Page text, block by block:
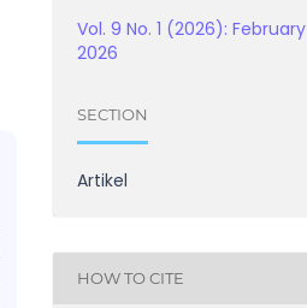
Vol. 9 No. 1 (2026): February
2026
SECTION
Artikel
HOW TO CITE